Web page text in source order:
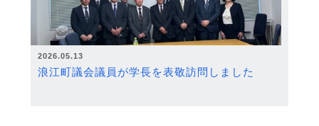
2026.05.13
浪江町議会議員が学長を表敬訪問しました